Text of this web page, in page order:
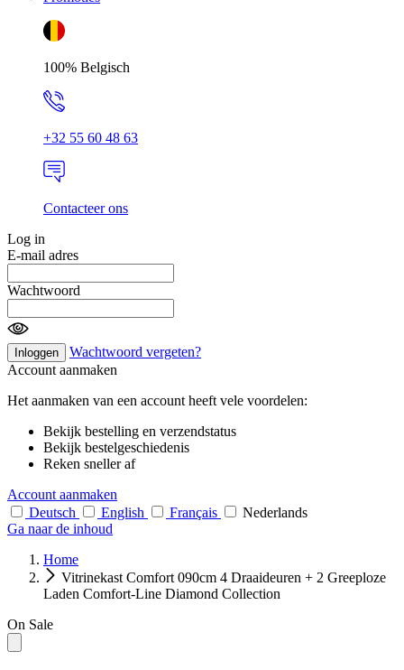
100% Belgisch
+32 55 60 48 63
Contacteer ons
Log in
E-mail adres
Wachtwoord
Inloggen
Wachtwoord vergeten?
Account aanmaken
Het aanmaken van een account heeft vele voordelen:
Bekijk bestelling en verzendstatus
Bekijk bestelgeschiedenis
Reken sneller af
Account aanmaken
Deutsch
English Français
Nederlands
Ga naar de inhoud
Home
Vitrinekast Comfort 090cm 4 Draaideuren + 2 Greeploze
Laden Comfort-Line Diamond Collection
On Sale